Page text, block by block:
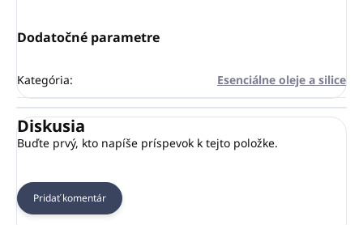
Dodatočné parametre
Kategória: Esenciálne oleje a silice
Diskusia
Buďte prvý, kto napíše príspevok k tejto položke.
Pridať komentár